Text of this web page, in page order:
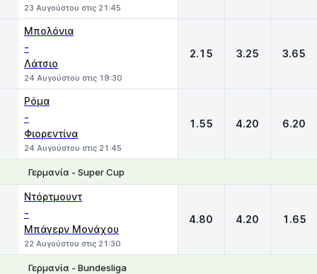
23 Αυγούστου στις 21:45
Μπολόνια
-
Λάτσιο
24 Αυγούστου στις 19:30
2.15 3.25 3.65
Ρόμα
-
Φιορεντίνα
24 Αυγούστου στις 21:45
1.55 4.20 6.20
Γερμανία - Super Cup
Ντόρτμουντ
-
Μπάγερν Μονάχου
22 Αυγούστου στις 21:30
4.80 4.20 1.65
Γερμανία - Bundesliga